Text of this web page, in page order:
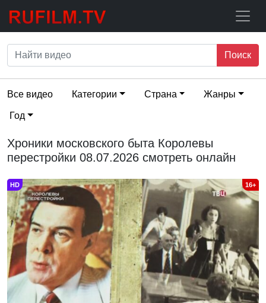
Поиск
Все видео Категории Страна Жанры
Год
Хроники московского быта Королевы
перестройки 08.07.2026 смотреть онлайн
HD 16+